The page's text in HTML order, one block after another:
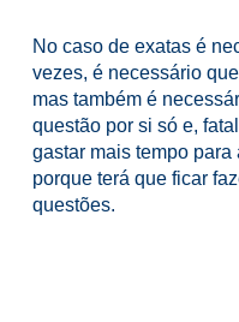
No caso de exatas é
vezes, é necessário
mas também é
questão por si só e,
gastar mais tempo
porque terá que ficar
questões.